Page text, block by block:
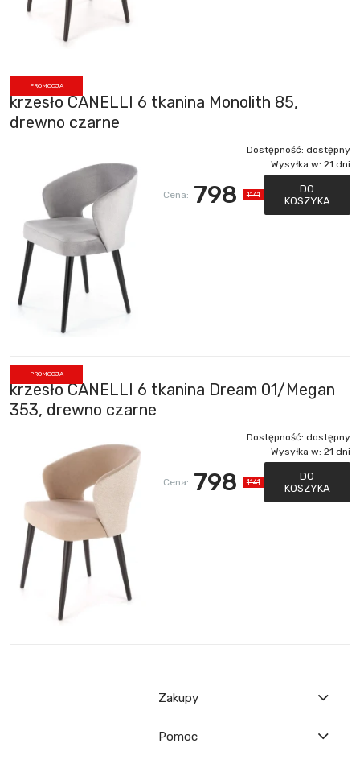
krzesło CANELLI 6 tkanina Monolith 85,
drewno czarne
Dostępność: dostępny
Wysyłka w: 21 dni
Cena: 798 1141
DO
KOSZYKA
PROMOCJA
krzesło CANELLI 6 tkanina Dream 01/Megan
353, drewno czarne
Dostępność: dostępny
Wysyłka w: 21 dni
Cena: 798 1141
DO
KOSZYKA
PROMOCJA
Zakupy
Pomoc